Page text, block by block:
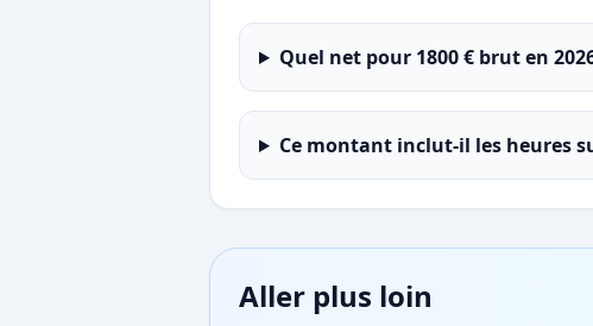
Quel net pour 1800 € brut en
Ce montant inclut-il les heures
Aller plus loin